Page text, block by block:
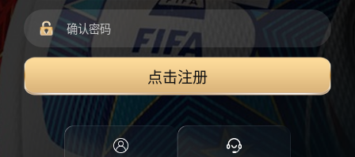
点击注册